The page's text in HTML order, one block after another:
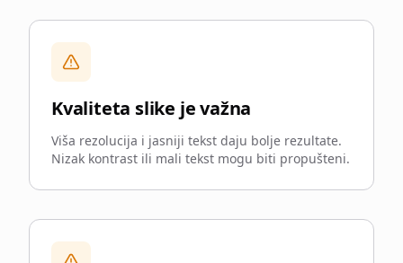
Kvaliteta slike je važna
Viša rezolucija i jasniji tekst daju bolje rezultate.
Nizak kontrast ili mali tekst mogu biti propušteni.